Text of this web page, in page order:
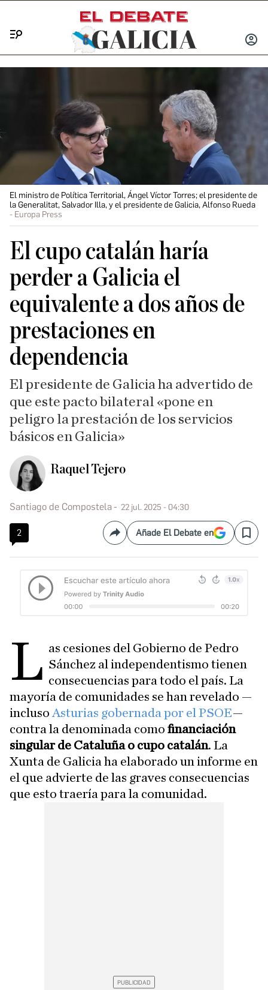
INICIAR
El ministro de Política Territorial, Ángel Víctor Torres; el presidente de
la Generalitat, Salvador Illa, y el presidente de Galicia, Alfonso Rueda
Europa Press
El cupo catalán haría
perder a Galicia el
equivalente a dos años de
prestaciones en
dependencia
El presidente de Galicia ha advertido de
que este pacto bilateral «pone en
peligro la prestación de los servicios
básicos en Galicia»
Raquel Tejero
Santiago de Compostela 22 jul. 2025 - 04:30
2 CompartirAñade El Debate en Save
L as cesiones del Gobierno de Pedro
Sánchez al independentismo tienen
consecuencias para todo el país. La
mayoría de comunidades se han revelado —
incluso Asturias gobernada por el PSOE—
contra la denominada como financiación
singular de Cataluña o cupo catalán. La
Xunta de Galicia ha elaborado un informe en
el que advierte de las graves consecuencias
que esto traería para la comunidad.